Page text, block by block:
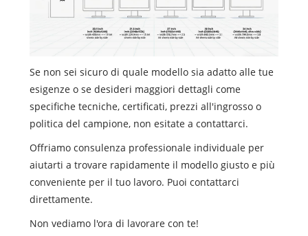
Se non sei sicuro di quale modello sia adatto alle tue
esigenze o se desideri maggiori dettagli come
specifiche tecniche, certificati, prezzi all'ingrosso o
politica del campione, non esitate a contattarci.
Offriamo consulenza professionale individuale per
aiutarti a trovare rapidamente il modello giusto e più
conveniente per il tuo lavoro. Puoi contattarci
direttamente.
Non vediamo l'ora di lavorare con te!